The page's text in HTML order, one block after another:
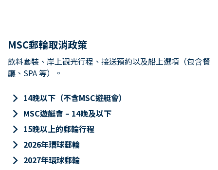
MSC郵輪取消政策
飲料套裝、岸上觀光行程、接送預約以及船上選項（包含餐
廳、SPA 等）。
keyboard_arrow_right 14晚以下（不含MSC遊艇會）
keyboard_arrow_right MSC遊艇會 – 14晚及以下
keyboard_arrow_right 15晚以上的郵輪行程
keyboard_arrow_right 2026年環球郵輪
keyboard_arrow_right 2027年環球郵輪